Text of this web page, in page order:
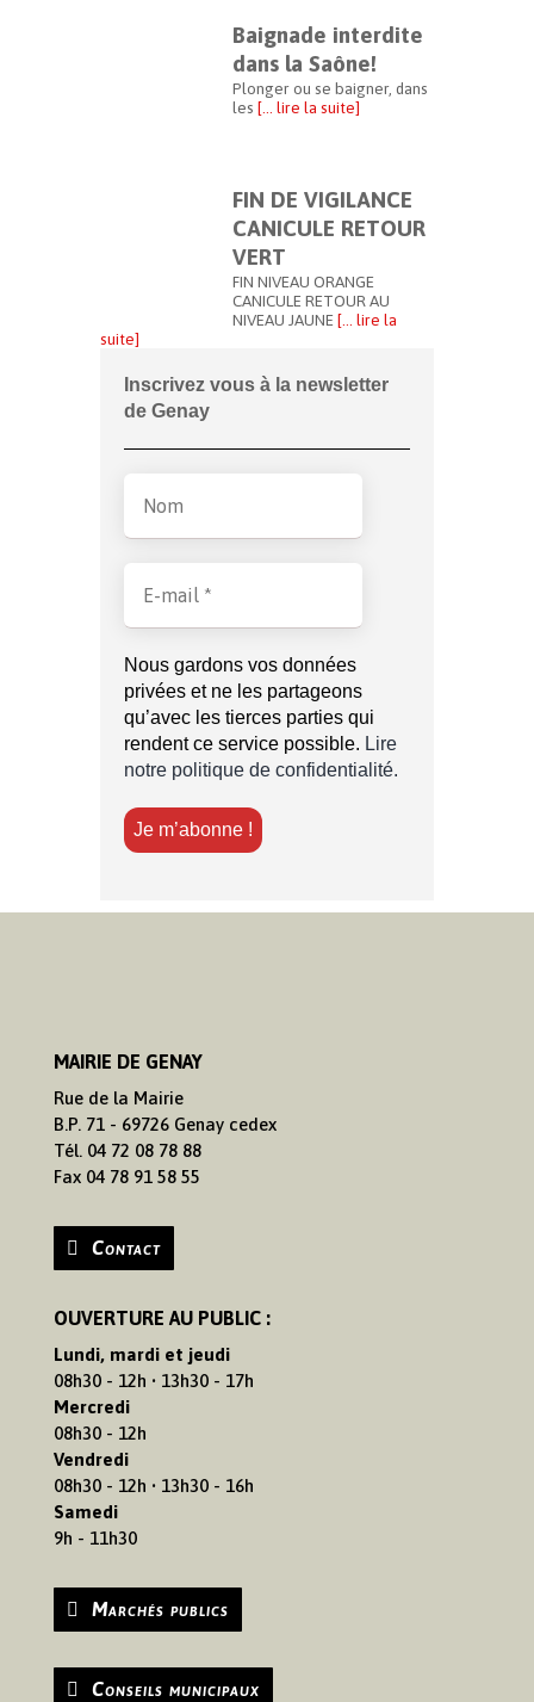
Baignade interdite
dans la Saône!
Plonger ou se baigner, dans
les[… lire la suite]
FIN DE VIGILANCE
CANICULE RETOUR
VERT
FIN NIVEAU ORANGE
CANICULE RETOUR AU
NIVEAU JAUNE [… lire la
suite]
Inscrivez vous à la newsletter
de Genay
Nous gardons vos données
privées et ne les partageons
qu’avec les tierces parties qui
rendent ce service possible. Lire
notre politique de confidentialité.
MAIRIE DE GENAY
Rue de la Mairie
B.P. 71 - 69726 Genay cedex
Tél. 04 72 08 78 88
Fax 04 78 91 58 55
Contact
OUVERTURE AU PUBLIC :
Lundi, mardi et jeudi
08h30 - 12h • 13h30 - 17h
Mercredi
08h30 - 12h
Vendredi
08h30 - 12h • 13h30 - 16h
Samedi
9h - 11h30
Marchés publics
Conseils municipaux